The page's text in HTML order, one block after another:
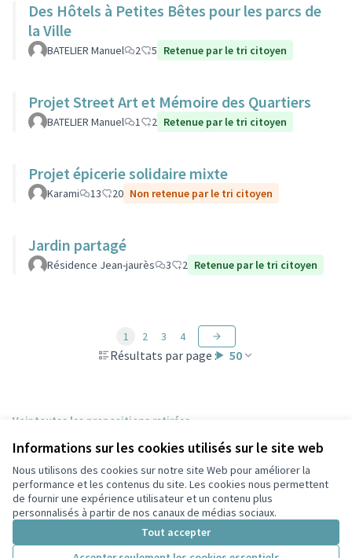
Informations sur les cookies utilisés sur le site web
Nous utilisons des cookies sur notre site Web pour améliorer la
performance et les contenus du site. Les cookies nous permettent
de fournir une expérience utilisateur et un contenu plus
personnalisés à partir de nos canaux de médias sociaux.
Tout accepter
Des Hôtels à Petites Bêtes pour les parcs de
la Ville
BATELIER Manuel 2 5 Retenue par le tri citoyen
Projet Street Art et Mémoire des Quartiers
BATELIER Manuel 1 2 Retenue par le tri citoyen
Projet épicerie solidaire mixte
Karami 13 20 Non retenue par le tri citoyen
Jardin partagé
Résidence Jean-jaurès 3 2 Retenue par le tri citoyen
Résultats par page : 50
1 2 3 4
Voir toutes les propositions retirées
Conditions d'utilisation
Paramètres des cookies
Participez Villeurbanne sur X
(Lien externe)
Participez Villeurbanne sur Facebook
Participez Villeurbanne sur Instagram
Participez Villeurbanne sur YouTube
(Lien externe)